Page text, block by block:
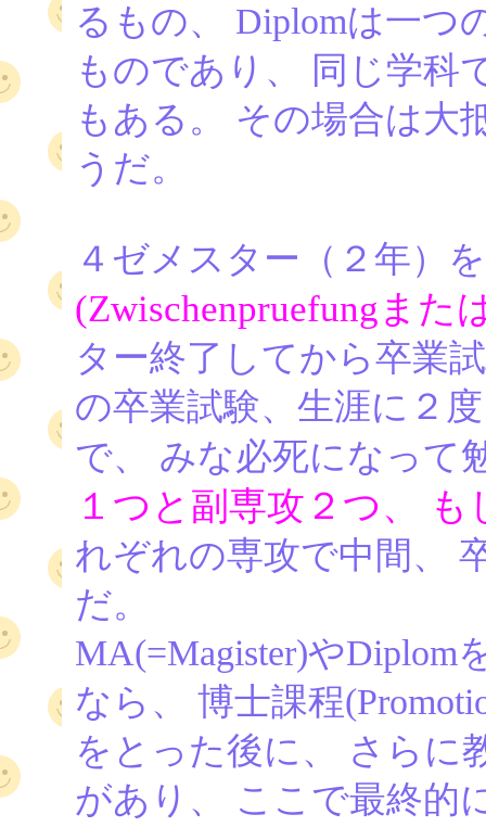
るもの、 Diplomは一つ
ものであり、 同じ学科
もある。 その場合は大
うだ。
４ゼメスター（２年）
(Zwischenpruefungまた
ター終了してから卒業
の卒業試験、生涯に２
で、 みな必死になって
１つと副専攻２つ、
れぞれの専攻で中間、
だ。
MA(=Magister)や
なら、 博士課程
をとった後に、 さらに
があり、 ここで最終的